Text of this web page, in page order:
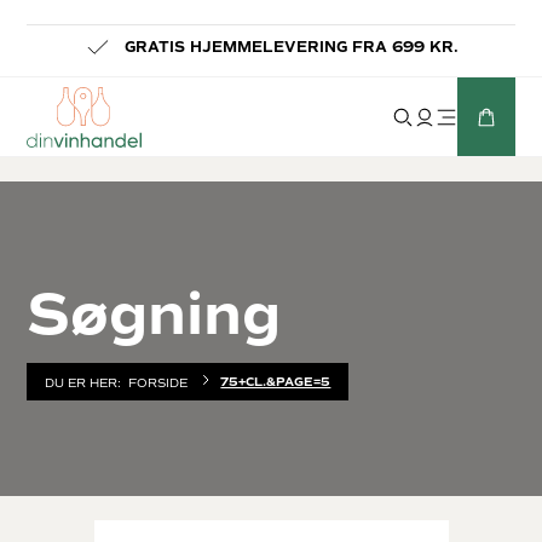
GRATIS HJEMMELEVERING FRA 699 KR.
Søgning
DU ER HER: FORSIDE 75+CL.&PAGE=5